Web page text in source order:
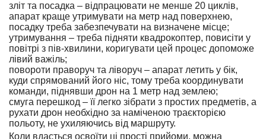
зліт та посадка – відпрацювати не менше 20 циклів,
апарат краще утримувати на метр над поверхнею,
посадку треба забезпечувати на визначене місце;
утримування – треба підняти квадрокоптер, повисіти у
повітрі з пів-хвилини, коригувати цей процес допоможе
лівий важіль;
повороти праворуч та ліворуч – апарат летить у бік,
куди спрямований його ніс, тому треба координувати
команди, піднявши дрон на 1 метр над землею;
смуга перешкод – її легко зібрати з простих предметів, а
рухати дрон необхідно за наміченою траєкторією
польоту, не ухиляючись від маршруту.
Коли вдасться освоїти ці прості прийоми, можна